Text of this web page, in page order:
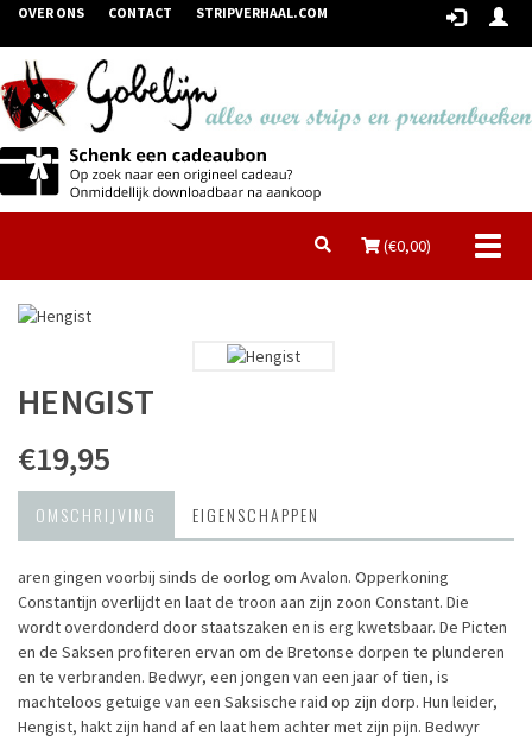
OVER ONS CONTACT STRIPVERHAAL.COM
(€0,00)
HENGIST
€19,95
OMSCHRIJVING EIGENSCHAPPEN
aren gingen voorbij sinds de oorlog om Avalon. Opperkoning
Constantijn overlijdt en laat de troon aan zijn zoon Constant. Die
wordt overdonderd door staatszaken en is erg kwetsbaar. De Picten
en de Saksen profiteren ervan om de Bretonse dorpen te plunderen
en te verbranden. Bedwyr, een jongen van een jaar of tien, is
machteloos getuige van een Saksische raid op zijn dorp. Hun leider,
Hengist, hakt zijn hand af en laat hem achter met zijn pijn. Bedwyr